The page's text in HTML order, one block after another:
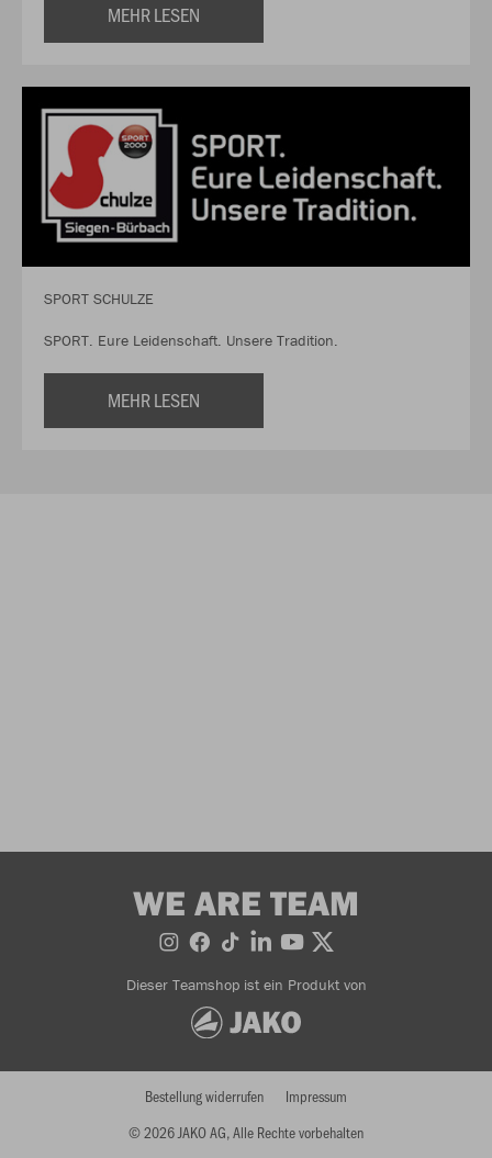
MEHR LESEN
SPORT SCHULZE
SPORT. Eure Leidenschaft. Unsere Tradition.
MEHR LESEN
WE ARE TEAM
Dieser Teamshop ist ein Produkt von
© 2026 JAKO AG, Alle Rechte vorbehalten
Bestellung widerrufen Impressum